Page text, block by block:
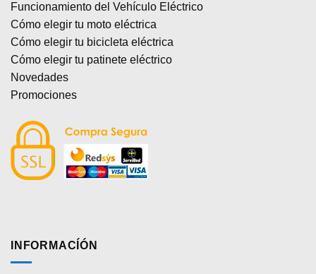
Funcionamiento del Vehículo Eléctrico
Cómo elegir tu moto eléctrica
Cómo elegir tu bicicleta eléctrica
Cómo elegir tu patinete eléctrico
Novedades
Promociones
INFORMACÍÓN